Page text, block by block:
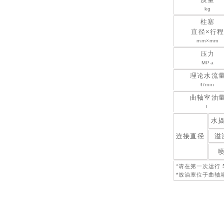
kg
柱塞
直径×行程
mm×mm
压力
MPa
理论水流
ℓ/min
曲轴室油
L
连接直径
水
溢
*请在第一次运行
*放油塞位于曲轴